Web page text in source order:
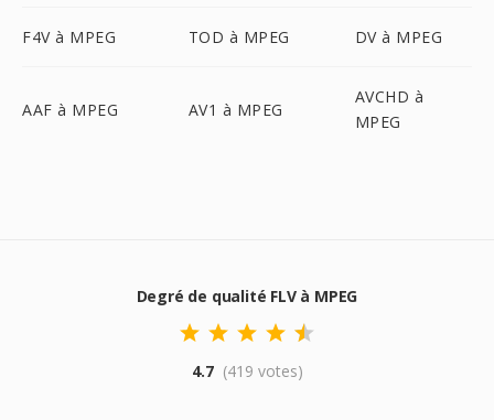
F4V à MPEG TOD à MPEG DV à MPEG
AAF à MPEG AV1 à MPEG
AVCHD à
MPEG
Degré de qualité FLV à MPEG
4.7 (419 votes)